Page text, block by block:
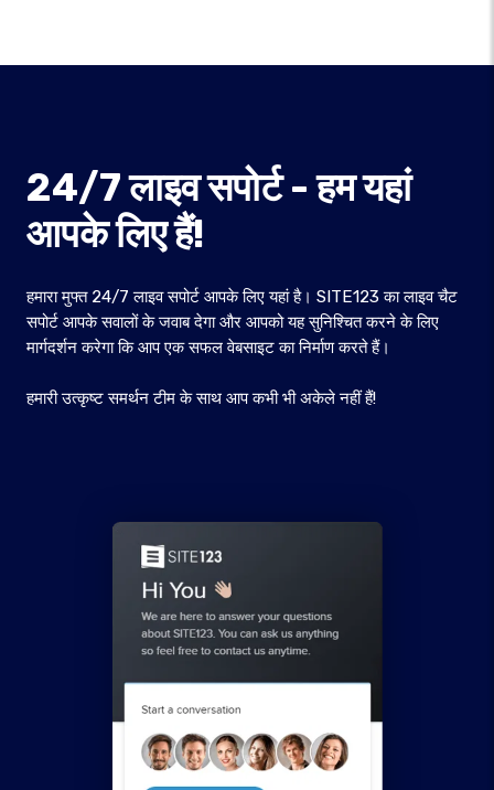
24/7 लाइव सपोर्ट - हम यहां
आपके लिए हैं!
हमारा मुफ्त 24/7 लाइव सपोर्ट आपके लिए यहां है। SITE123 का लाइव चैट
सपोर्ट आपके सवालों के जवाब देगा और आपको यह सुनिश्चित करने के लिए
मार्गदर्शन करेगा कि आप एक सफल वेबसाइट का निर्माण करते हैं।
हमारी उत्कृष्ट समर्थन टीम के साथ आप कभी भी अकेले नहीं हैं!